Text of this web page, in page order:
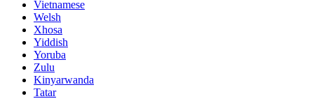
Vietnamese
Welsh
Xhosa
Yiddish
Yoruba
Zulu
Kinyarwanda
Tatar